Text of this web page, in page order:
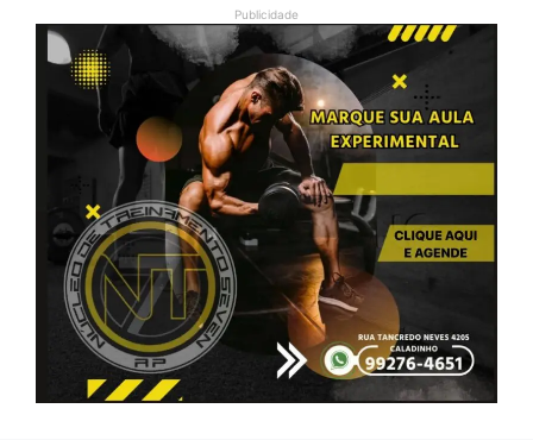
Publicidade